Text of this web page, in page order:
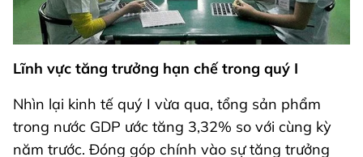
Lĩnh vực tăng trưởng hạn chế trong quý I
Nhìn lại kinh tế quý I vừa qua, tổng sản phẩm
trong nước GDP ước tăng 3,32% so với cùng kỳ
năm trước. Đóng góp chính vào sự tăng trưởng